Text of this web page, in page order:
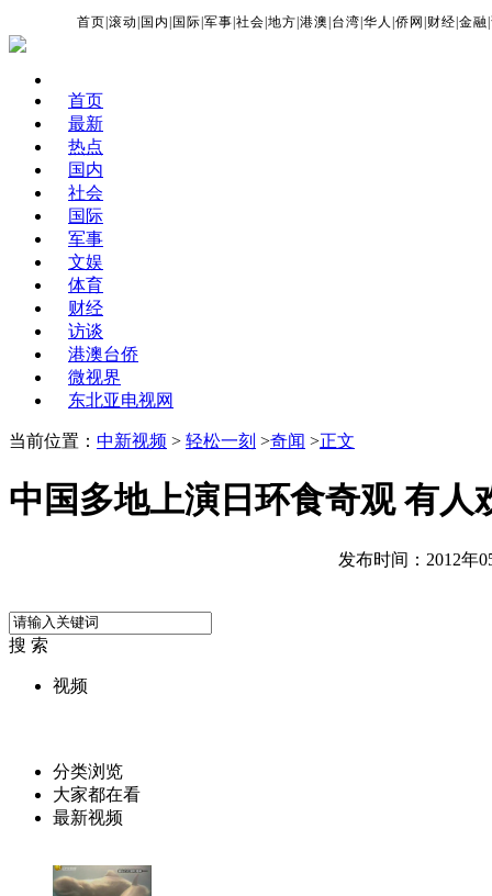
首页 |滚动 国内 国际 |军事 |社会 |地方 |港澳 台湾 |华人 |侨网 财经 |金融 |
首页
最新
热点
国内
社会
国际
军事
文娱
体育
财经
访谈
港澳台侨
微视界
东北亚电视网
当前位置： 中新视频 > 轻松一刻 >奇闻 >正文
中国多地上演日环食奇观 有人
发布时间：2012年
搜 索
视频
分类浏览
大家都在看
最新视频